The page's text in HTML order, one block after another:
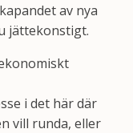
av nya
jättekonstigt.
i det här där
vill runda, eller